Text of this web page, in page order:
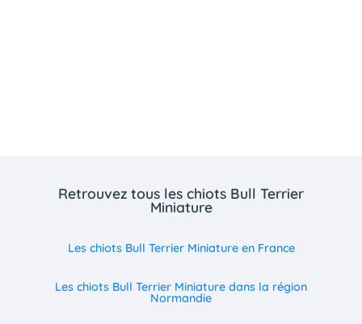
Retrouvez tous les chiots Bull Terrier
Miniature
Les chiots Bull Terrier Miniature en France
Les chiots Bull Terrier Miniature dans la région
Normandie